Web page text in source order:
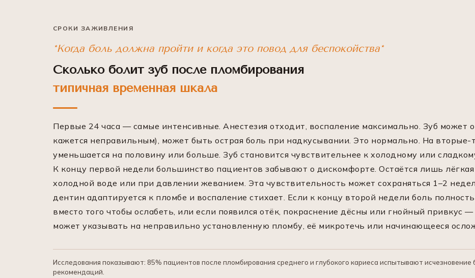
СРОКИ ЗАЖИВЛЕНИЯ
*Когда боль должна пройти и когда это повод для беспокойства*
Сколько болит зуб после пломбирования
типичная временная шкала
Первые 24 часа — самые интенсивные. Анестезия отходит, воспаление максимально. Зуб может
кажется неправильным), может быть острая боль при надкусывании. Это нормально. На вторые-
уменьшается на половину или больше. Зуб становится чувствительнее к холодному или
К концу первой недели большинство пациентов забывают о дискомфорте. Остаётся лишь
холодной воде или при давлении жеванием. Эта чувствительность может сохраняться 1–2
дентин адаптируется к пломбе и воспаление стихает. Если к концу второй недели боль
вместо того чтобы ослабеть, или если появился отёк, покраснение дёсны или гнойный привкус
может указывать на неправильно установленную пломбу, её микротечь или начинающееся
Исследования показывают: 85% пациентов после пломбирования среднего и глубокого кариеса испытывают
рекомендаций.